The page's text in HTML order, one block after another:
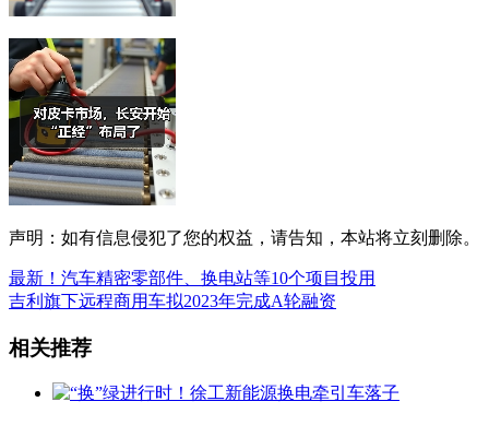
声明：如有信息侵犯了您的权益，请告知，本站将立刻删除。
最新！汽车精密零部件、换电站等10个项目投用
吉利旗下远程商用车拟2023年完成A轮融资
相关推荐